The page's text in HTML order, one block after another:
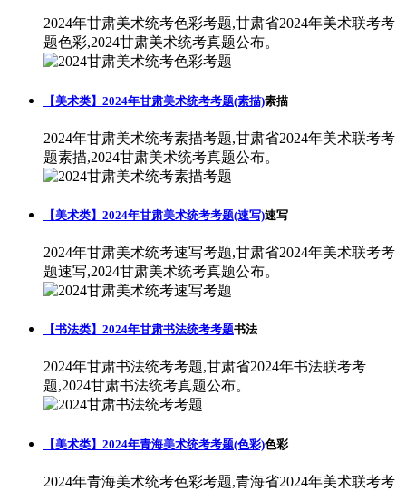
2024年甘肃美术统考色彩考题,甘肃省2024年美术联考考
题色彩,2024甘肃美术统考真题公布。
【美术类】2024年甘肃美术统考考题(素描)素描
2024年甘肃美术统考素描考题,甘肃省2024年美术联考考
题素描,2024甘肃美术统考真题公布。
【美术类】2024年甘肃美术统考考题(速写)速写
2024年甘肃美术统考速写考题,甘肃省2024年美术联考考
题速写,2024甘肃美术统考真题公布。
【书法类】2024年甘肃书法统考考题书法
2024年甘肃书法统考考题,甘肃省2024年书法联考考
题,2024甘肃书法统考真题公布。
【美术类】2024年青海美术统考考题(色彩)色彩
2024年青海美术统考色彩考题,青海省2024年美术联考考